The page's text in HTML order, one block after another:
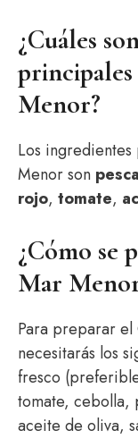
¿Cuáles
Menor?
Los
Menor son
rojo, tomate,
¿Cómo se
Mar
Para preparar
necesitarás los
fresco
tomate, cebolla,
aceite de oliva,